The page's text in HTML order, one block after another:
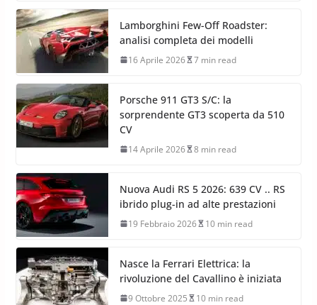
Lamborghini Few-Off Roadster:
analisi completa dei modelli
16 Aprile 2026 7 min read
Porsche 911 GT3 S/C: la
sorprendente GT3 scoperta da 510
CV
14 Aprile 2026 8 min read
Nuova Audi RS 5 2026: 639 CV .. RS
ibrido plug-in ad alte prestazioni
19 Febbraio 2026 10 min read
Nasce la Ferrari Elettrica: la
rivoluzione del Cavallino è iniziata
9 Ottobre 2025 10 min read